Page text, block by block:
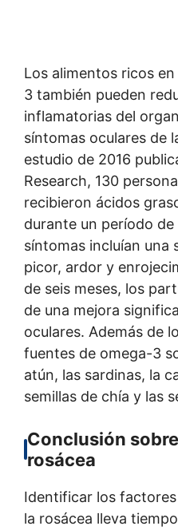
Los alimentos ricos
3 también pueden
inflamatorias del
síntomas oculares de
estudio de 2016
Research, 130
recibieron ácidos
durante un período de
síntomas incluían una
picor, ardor y
de seis meses, los
de una mejora
oculares. Además de
fuentes de omega-3
atún, las sardinas, la
semillas de chía y las
Conclusión
rosácea
Identificar los
la rosácea lleva